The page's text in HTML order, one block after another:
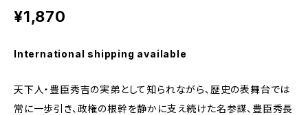
¥1,870
International shipping available
天下人・豊臣秀吉の実弟として知られながら、歴史の表舞台では
常に一歩引き、政権の根幹を静かに支え続けた名参謀、豊臣秀長